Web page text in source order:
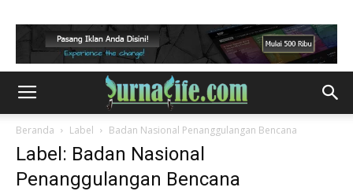
Beranda Label Badan Nasional Penanggulangan Bencana
Label: Badan Nasional
Penanggulangan Bencana